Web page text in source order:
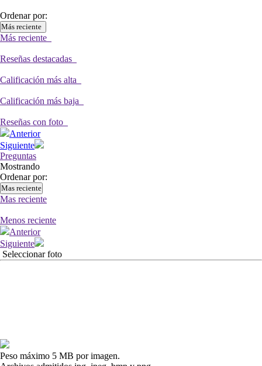
Ordenar por:
Más reciente
Más reciente
Reseñas destacadas
Calificación más alta
Calificación más baja
Reseñas con foto
Anterior
Siguiente
Preguntas
Mostrando
Ordenar por:
Mas reciente
Mas reciente
Menos reciente
Anterior
Siguiente
Seleccionar foto
Peso máximo 5 MB por imagen.